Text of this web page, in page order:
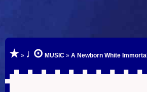
★ » ♩⊙ MUSIC »A Newborn White Immortal